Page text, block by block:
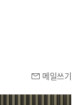
메일쓰기